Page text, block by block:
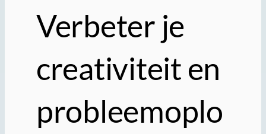
Verbeter je
creativiteit en
probleemoplo